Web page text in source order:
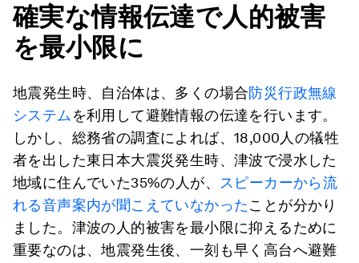
確実な情報伝達で人的被害
を最小限に
地震発生時、自治体は、多くの場合防災行政無線
システム を利用して避難情報の伝達を行います。
しかし、総務省の調査によれば、18,000人の犠牲
者を出した東日本大震災発生時、津波で浸水した
地域に住んでいた35%の人が、
スピーカーから流
れる音声案内が聞こえていなかったことが分かり
ました。津波の人的被害を最小限に抑えるために
重要なのは、地震発生後、一刻も早く高台へ避難